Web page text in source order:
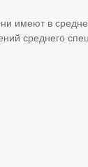
имеют в
среднего